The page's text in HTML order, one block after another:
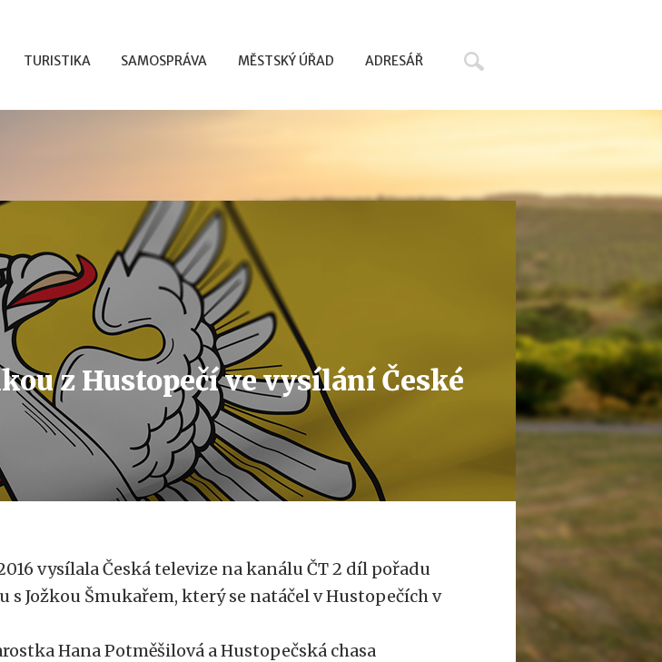
TURISTIKA SAMOSPRÁVA MĚSTSKÝ ÚŘAD ADRESÁŘ
z Hustopečí ve vysílání České
vysílala Česká televize na kanálu ČT 2 díl pořadu
s Jožkou Šmukařem, který se natáčel v Hustopečích v
Hana Potměšilová a Hustopečská chasa